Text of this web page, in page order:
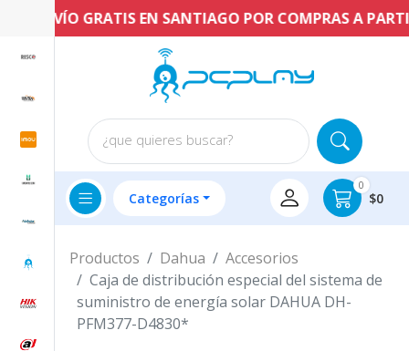
ENVÍO GRATIS EN SANTIAGO POR COMPRAS A PARTIR
¿que quieres buscar?
Categorías
0
$0
Productos Dahua
Accesorios
Caja de distribución especial del sistema de
suministro de energía solar DAHUA DH-
PFM377-D4830*